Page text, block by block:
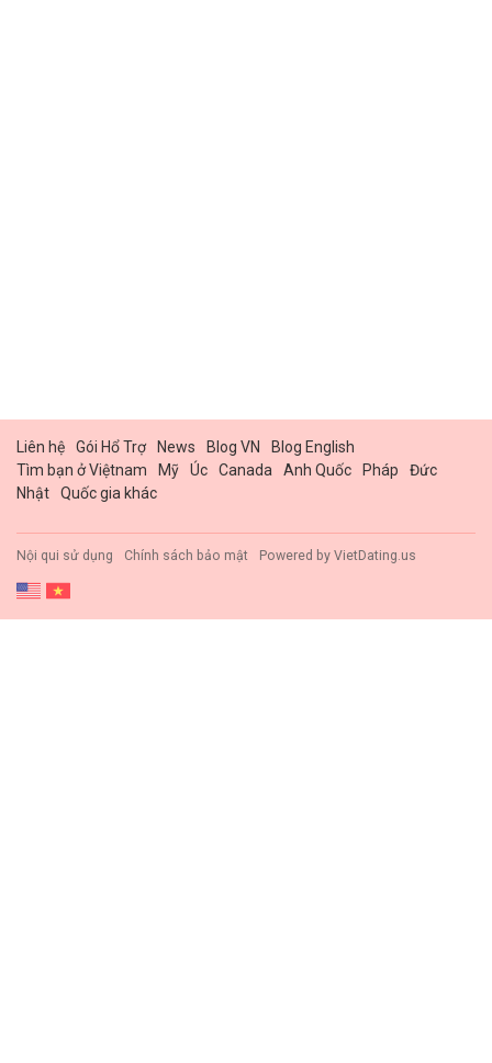
Liên hệ Gói Hổ Trợ News Blog VN
Blog English
Tìm bạn ở Việtnam
Mỹ Úc Canada Anh Quốc Pháp
Đức
Nhật
Quốc gia khác
Nội qui sử dụng Chính sách bảo mật Powered by VietDating.us